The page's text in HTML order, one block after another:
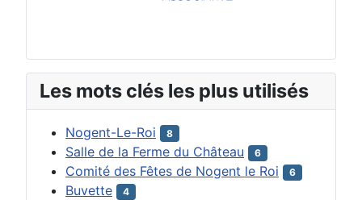
Les mots clés les plus utilisés
Nogent-Le-Roi 8
Salle de la Ferme du Château 6
Comité des Fêtes de Nogent le Roi 6
Buvette 4